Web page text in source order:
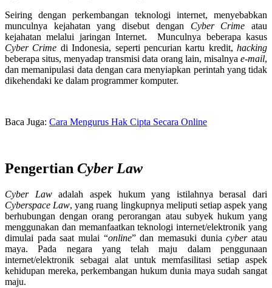
Seiring dengan perkembangan teknologi internet, menyebabkan
munculnya kejahatan yang disebut dengan Cyber Crime atau
kejahatan melalui jaringan Internet. Munculnya beberapa kasus
Cyber Crime di Indonesia, seperti pencurian kartu kredit, hacking
beberapa situs, menyadap transmisi data orang lain, misalnya e-mail,
dan memanipulasi data dengan cara menyiapkan perintah yang tidak
dikehendaki ke dalam programmer komputer.
Baca Juga: Cara Mengurus Hak Cipta Secara Online
Pengertian Cyber Law
Cyber Lawadalah aspek hukum yang istilahnya berasal dari
Cyberspace Law, yang ruang lingkupnya meliputi setiap aspek yang
berhubungan dengan orang perorangan atau subyek hukum yang
menggunakan dan memanfaatkan teknologi internet/elektronik yang
dimulai pada saat mulai “online” dan memasuki duniacyberatau
maya. Pada negara yang telah maju dalam penggunaan
internet/elektronik sebagai alat untuk memfasilitasi setiap aspek
kehidupan mereka, perkembangan hukum dunia maya sudah sangat
maju.